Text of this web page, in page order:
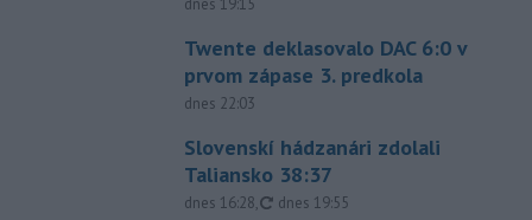
dnes 19:15
Twente deklasovalo DAC 6:0 v
prvom zápase 3. predkola
dnes 22:03
Slovenskí hádzanári zdolali
Taliansko 38:37
dnes 16:28, aktualizované
dnes 19:55